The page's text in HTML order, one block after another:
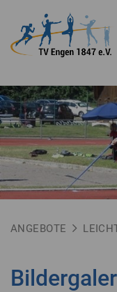
ANGEBOTE